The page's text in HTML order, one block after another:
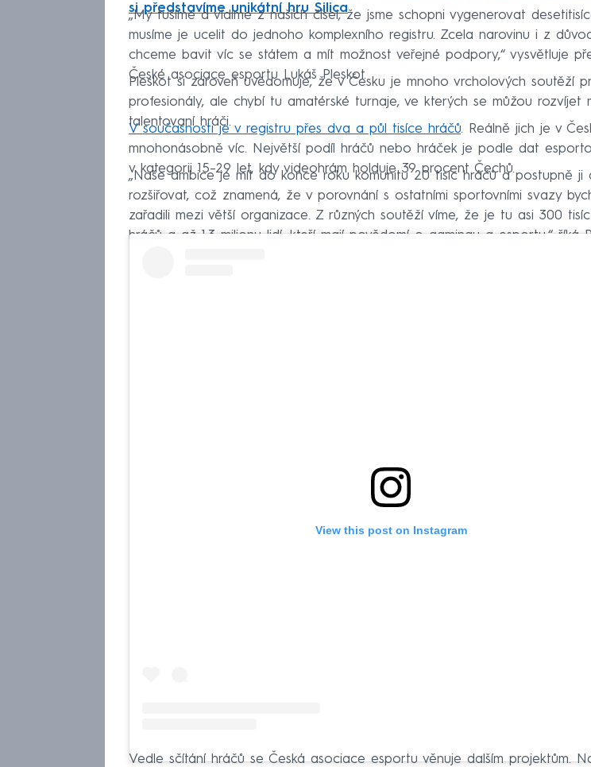
si představíme unikátní hru Silica
„My tušíme a vidíme z našich čísel, že jsme schopni vygenerovat
musíme je ucelit do jednoho komplexního registru. Zcela narovinu i z
chceme bavit víc se státem a mít možnost veřejné podpory,“ vysvětluje
České asociace esportu Lukáš Pleskot.
Pleskot si zároveň uvědomuje, že v Česku je mnoho vrcholových soutěží
profesionály, ale chybí tu amatérské turnaje, ve kterých se můžou rozvíjet
talentovaní hráči.
V současnosti je v registru přes dva a půl tisíce hráčů. Reálně jich je v
mnohonásobně víc. Největší podíl hráčů nebo hráček je podle dat
v kategorii 15–⁠29 let, kdy videohrám holduje 39 procent Čechů.
„Naše ambice je mít do konce roku komunitu 20 tisíc hráčů a postupně ji
rozšiřovat, což znamená, že v porovnání s ostatními sportovními svazy
zařadili mezi větší organizace. Z různých soutěží víme, že je tu asi 300
hráčů a až 1,3 milionu lidí, kteří mají povědomí o gamingu a esportu,“ říká
View this post on Instagram
Vedle sčítání hráčů se Česká asociace esportu věnuje dalším projektům.